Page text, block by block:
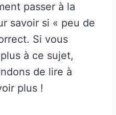
passer à la
savoir si « peu de
Si vous
à ce sujet,
de lire à
plus !